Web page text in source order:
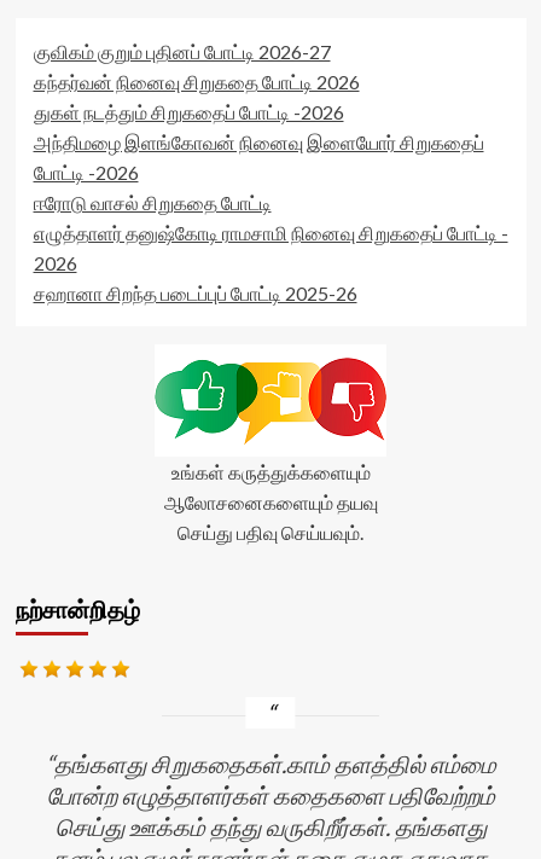
குவிகம் குறும் புதினப் போட்டி 2026-27
கந்தர்வன் நினைவு சிறுகதை போட்டி 2026
துகள் நடத்தும் சிறுகதைப் போட்டி -2026
அந்திமழை இளங்கோவன் நினைவு இளையோர் சிறுகதைப்
போட்டி -2026
ஈரோடு வாசல் சிறுகதை போட்டி
எழுத்தாளர் தனுஷ்கோடி ராமசாமி நினைவு சிறுகதைப் போட்டி -
2026
சஹானா சிறந்த படைப்புப் போட்டி 2025-26
உங்கள் கருத்துக்களையும்
ஆலோசனைகளையும் தயவு
செய்து பதிவு செய்யவும்.
நற்சான்றிதழ்
தங்களது சிறுகதைகள்.காம் தளத்தில் எம்மை
போன்ற எழுத்தாளர்கள் கதைகளை பதிவேற்றம்
செய்து ஊக்கம் தந்து வருகிறீர்கள். தங்களது